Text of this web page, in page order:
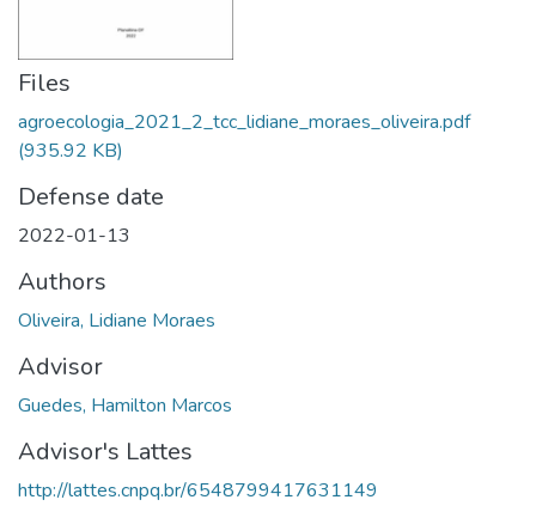
Files
agroecologia_2021_2_tcc_lidiane_moraes_oliveira.pdf
(935.92 KB)
Defense date
2022-01-13
Authors
Oliveira, Lidiane Moraes
Advisor
Guedes, Hamilton Marcos
Advisor's Lattes
http://lattes.cnpq.br/6548799417631149